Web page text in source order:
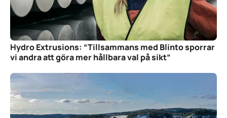
Hydro Extrusions: “Tillsammans med Blinto sporrar
vi andra att göra mer hållbara val på sikt”